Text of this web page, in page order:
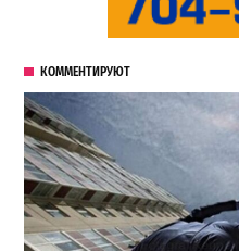
КОММЕНТИРУЮТ